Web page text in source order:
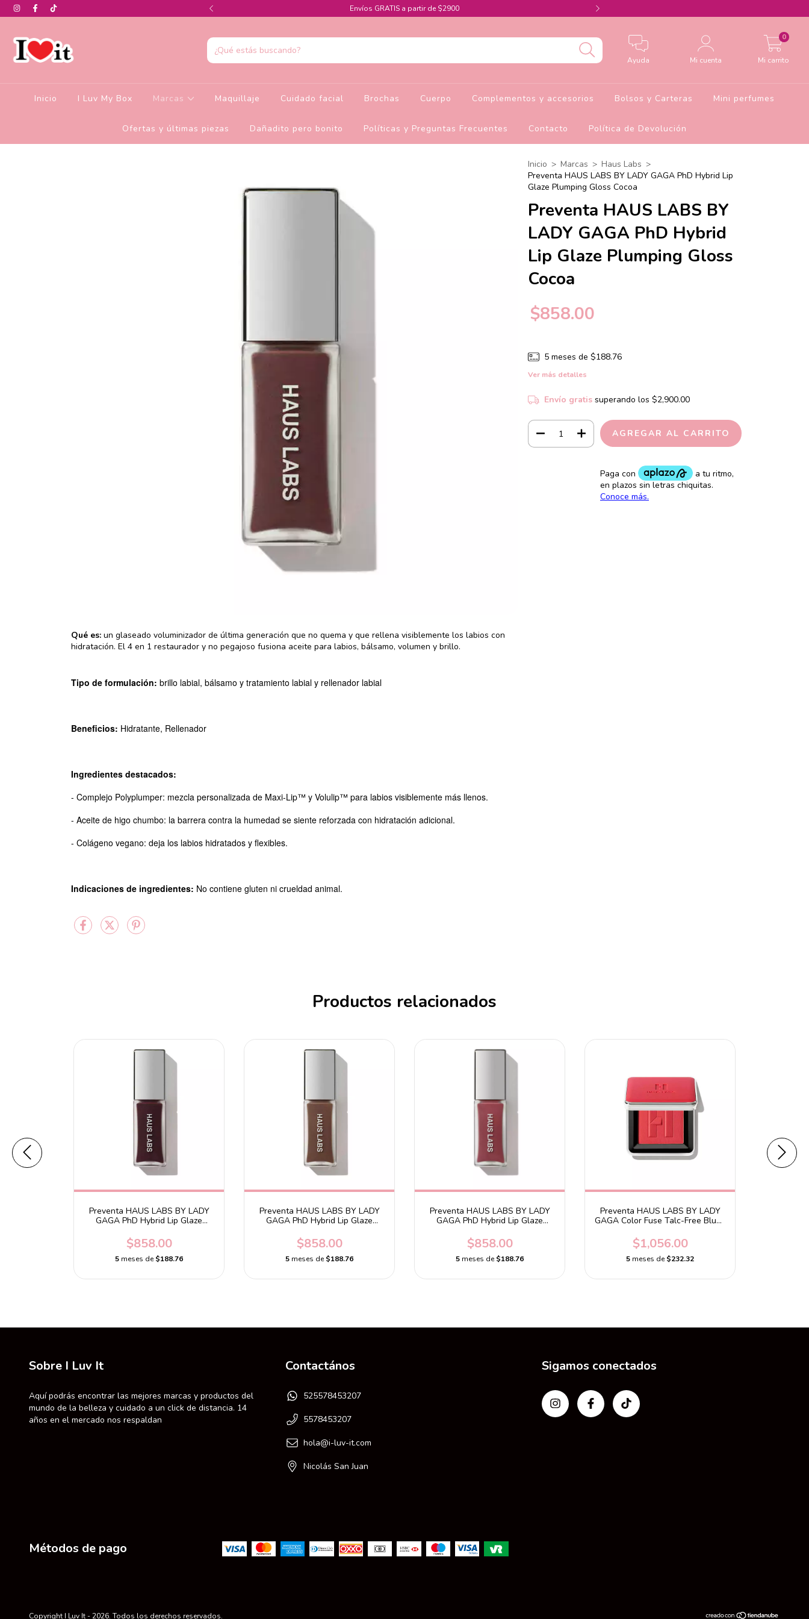
de descuento en la colección de Glamlite Envíos GRATIS a partir de $2900
Ayuda Mi cuenta Mi carrito
0
Inicio I Luv My Box Marcas Maquillaje Cuidado facial Brochas Cuerpo Complementos y accesorios Bolsos y Carteras Mini perfumes
Ofertas y últimas piezas Dañadito pero bonito Políticas y Preguntas Frecuentes Contacto Política de Devolución
Qué es: un glaseado voluminizador de última generación que no quema y que rellena visiblemente los labios con
hidratación. El 4 en 1 restaurador y no pegajoso fusiona aceite para labios, bálsamo, volumen y brillo.
Tipo de formulación: brillo labial, bálsamo y tratamiento labial y rellenador labial
Beneficios: Hidratante, Rellenador
Ingredientes destacados:
- Complejo Polyplumper: mezcla personalizada de Maxi-Lip™ y Volulip™ para labios visiblemente más llenos.
- Aceite de higo chumbo: la barrera contra la humedad se siente reforzada con hidratación adicional.
- Colágeno vegano: deja los labios hidratados y flexibles.
Indicaciones de ingredientes: No contiene gluten ni crueldad animal.
Inicio > Marcas > Haus Labs >
Preventa HAUS LABS BY LADY GAGA PhD Hybrid Lip
Glaze Plumping Gloss Cocoa
Preventa HAUS LABS BY
LADY GAGA PhD Hybrid
Lip Glaze Plumping Gloss
Cocoa
$858.00
5 meses de $188.76
Ver más detalles
Envío gratis superando los $2,900.00
Productos relacionados
Preventa HAUS LABS BY LADY
GAGA PhD Hybrid Lip Glaze
$858.00
5 meses de$188.76
Preventa HAUS LABS BY LADY
GAGA PhD Hybrid Lip Glaze
$858.00
5 meses de$188.76
Preventa HAUS LABS BY LADY
GAGA PhD Hybrid Lip Glaze
$858.00
5 meses de$188.76
Preventa HAUS LABS BY LADY
GAGA Color Fuse Talc-Free Blush
$1,056.00
5 meses de$232.32
Sobre I Luv It
Aquí podrás encontrar las mejores marcas y productos del
mundo de la belleza y cuidado a un click de distancia. 14
años en el mercado nos respaldan
Contactános
525578453207
5578453207
hola@i-luv-it.com
Nicolás San Juan
Sigamos conectados
Métodos de pago
Copyright I Luv It - 2026. Todos los derechos reservados.